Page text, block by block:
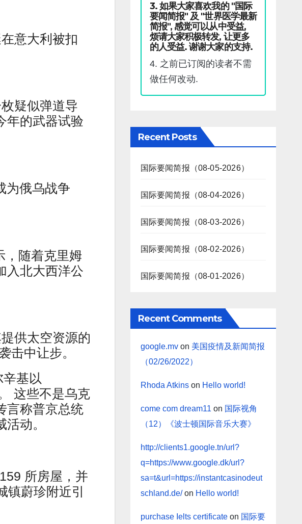
意大利被扣
疑似弹道导
年的武器试验
为俄乌战争
，随着克里姆
入北大西洋公
供太空资源的
击中让步。
基以
这些不是乌克
言称普京总统
动。
所房屋，并
镇蔚珍附近引
3. 如果大家喜欢我的 "国际
要闻简报" 及 "世界医学最新
简报", 感觉可以从中受益,
烦请大家积极转发, 让更多
的人受益. 谢谢大家的支持.
4. 之前已订阅的读者不需
做任何改动.
Recent Posts
国际要闻简报（08-05-2026）
国际要闻简报（08-04-2026）
国际要闻简报（08-03-2026）
国际要闻简报（08-02-2026）
国际要闻简报（08-01-2026）
Recent Comments
google.mvon 美国疫情及新闻简报
（02/26/2022）
Rhoda Atkinson Hello world!
come com dream11 on 国际视角
（12）《波士顿国际音乐大赛》
http://clients1.google.tn/url?
q=https://www.google.dk/url?
sa=t&url=https://instantcasinodeut
schland.de/on Hello world!
purchase Ielts certificateon 国际要